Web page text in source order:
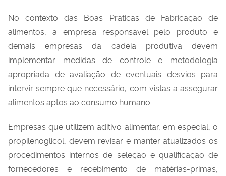
No contexto das Boas Práticas de Fabricação de
alimentos, a empresa responsável pelo produto e
demais empresas da cadeia produtiva devem
implementar medidas de controle e metodologia
apropriada de avaliação de eventuais desvios para
intervir sempre que necessário, com vistas a assegurar
alimentos aptos ao consumo humano.
Empresas que utilizem aditivo alimentar, em especial, o
propilenoglicol, devem revisar e manter atualizados os
procedimentos internos de seleção e qualificação de
fornecedores e recebimento de matérias-primas,